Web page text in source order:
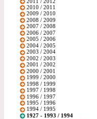
2010 / 2011
2009 / 2010
2008 / 2009
2007 / 2008
2006 / 2007
2005 / 2006
2004 / 2005
2003 / 2004
2002 / 2003
2001 / 2002
2000 / 2001
1999 / 2000
1998 / 1999
1997 / 1998
1996 / 1997
1995 / 1996
1994 / 1995
1927 - 1993 / 1994